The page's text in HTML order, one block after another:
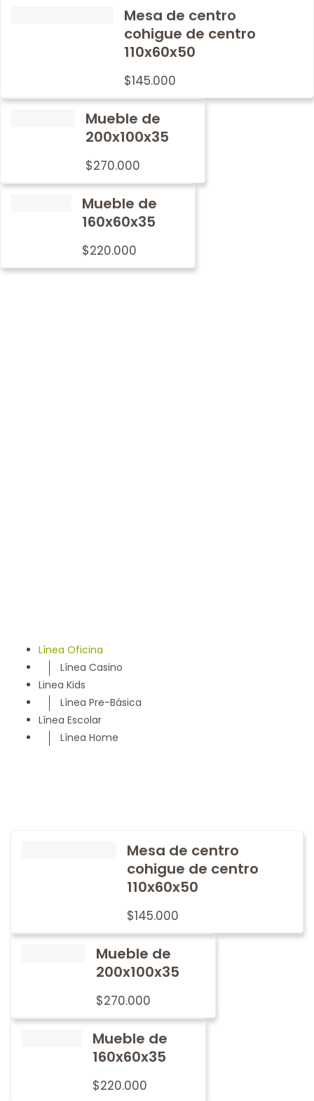
Mesa de centro
cohigue de centro
110x60x50
$145.000
Mueble de
200x100x35
$270.000
Mueble de
160x60x35
$220.000
Línea Oficina
Línea Casino
Linea Kids
Línea Pre-Básica
Línea Escolar
Línea Home
Mesa de centro
cohigue de centro
110x60x50
$145.000
Mueble de
200x100x35
$270.000
Mueble de
160x60x35
$220.000